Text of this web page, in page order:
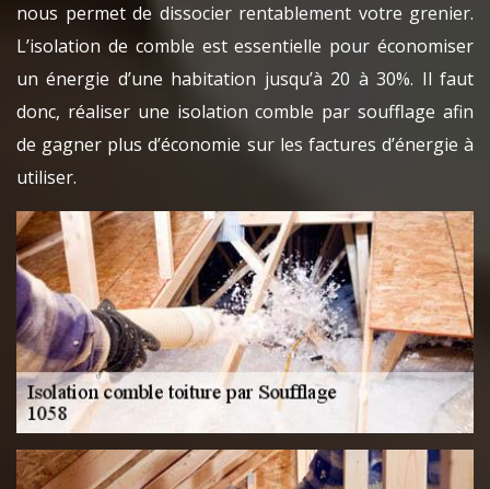
nous permet de dissocier rentablement votre grenier.
L’isolation de comble est essentielle pour économiser
un énergie d’une habitation jusqu’à 20 à 30%. Il faut
donc, réaliser une isolation comble par soufflage afin
de gagner plus d’économie sur les factures d’énergie à
utiliser.